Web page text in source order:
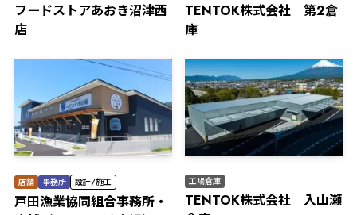
フードストアあおき沼津西
店
TENTOK株式会社 第2倉
庫
店舗 事務所 設計/施工
⼾⽥漁業協同組合事務所・
工場倉庫
TENTOK株式会社 入山瀬